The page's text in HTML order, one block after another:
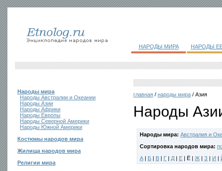
НАРОДЫ МИРА НАРОДЫ
Народы мира
Народы Австралии и Океании
Народы Азии
Народы Африки
Народы Европы
Народы Северной Америки
Народы Южной Америки
Костюмы народов мира
Жилища народов мира
Религии мира
главная / народы мира / Азия
Народы
Народы мира: Австралия и
Сортировка народов мира:
А | Б | В | Г | Д | Е | Ё | Ж | З | И |